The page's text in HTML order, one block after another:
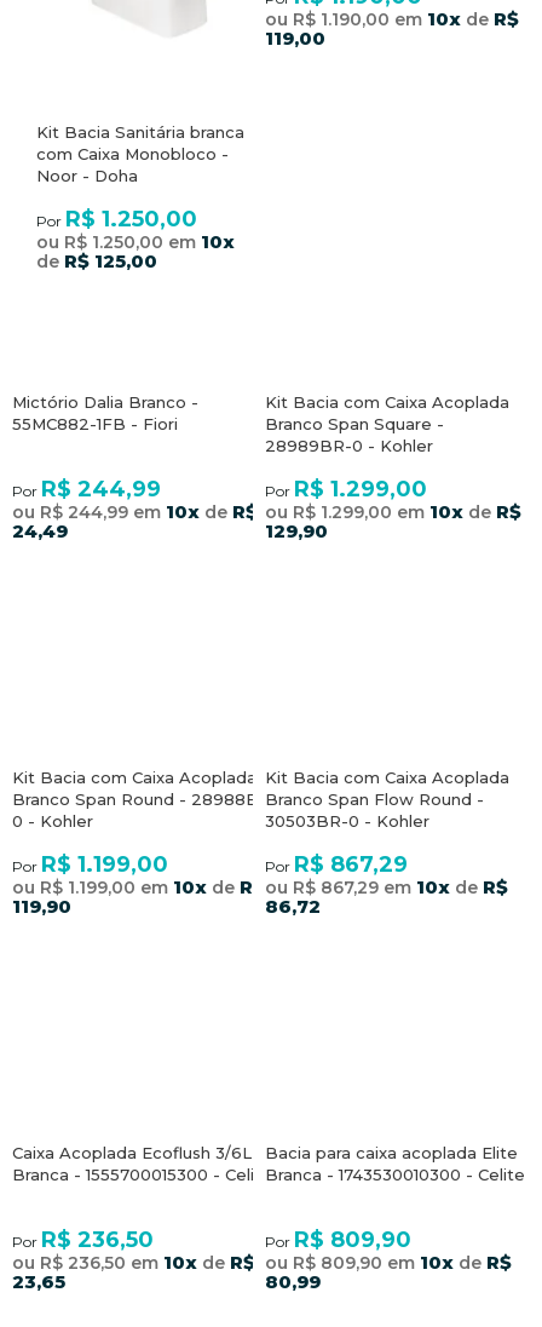
Kit Bacia Sanitária branca
com Caixa Monobloco -
Noor - Doha
Por R$ 1.250,00
ou R$ 1.250,00 em 10x
de R$ 125,00
ou R$ 1.190,00 em 10xde R$
119,00
Mictório Dalia Branco -
55MC882-1FB - Fiori
Por R$ 244,99
ou R$ 244,99 em 10xde R$
24,49
Kit Bacia com Caixa Acoplada
Branco Span Square -
28989BR-0 - Kohler
Por R$ 1.299,00
ou R$ 1.299,00 em 10xde R$
129,90
Kit Bacia com Caixa Acoplada
Branco Span Round - 28988BR-
0 - Kohler
Por R$ 1.199,00
ou R$ 1.199,00 em 10xde R$
119,90
Kit Bacia com Caixa Acoplada
Branco Span Flow Round -
30503BR-0 - Kohler
Por R$ 867,29
ou R$ 867,29 em 10xde R$
86,72
Caixa Acoplada Ecoflush 3/6L
Branca - 1555700015300 - Celite
Por R$ 236,50
ou R$ 236,50 em 10xde R$
23,65
Bacia para caixa acoplada Elite
Branca - 1743530010300 - Celite
Por R$ 809,90
ou R$ 809,90 em 10xde R$
80,99